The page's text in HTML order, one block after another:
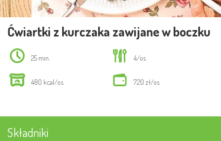
Ćwiartki z kurczaka zawijane w boczku
25 min. 4/os.
480 kcal/os. 7.20 zł/os.
Składniki